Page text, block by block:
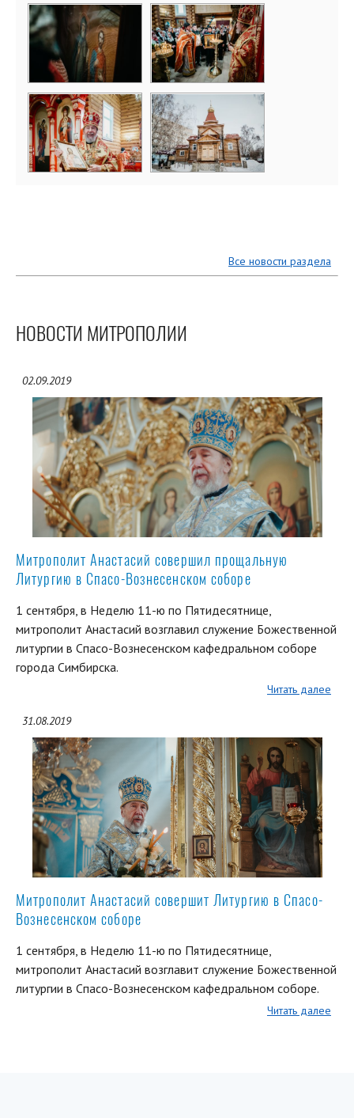
Все новости раздела
НОВОСТИ МИТРОПОЛИИ
02.09.2019
Митрополит Анастасий совершил прощальную
Литургию в Спасо-Вознесенском соборе
1 сентября, в Неделю 11-ю по Пятидесятнице,
митрополит Анастасий возглавил служение Божественной
литургии в Спасо-Вознесенском кафедральном соборе
города Симбирска.
Читать далее
31.08.2019
Митрополит Анастасий совершит Литургию в Спасо-
Вознесенском соборе
1 сентября, в Неделю 11-ю по Пятидесятнице,
митрополит Анастасий возглавит служение Божественной
литургии в Спасо-Вознесенском кафедральном соборе.
Читать далее